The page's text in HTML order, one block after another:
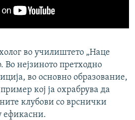
во училиштето „Наце
Во нејзиното претходно
во основно образование,
кој ја охрабрува да
клубови со врснички
ефикасни.